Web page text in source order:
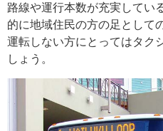
路線や運行本数が充実してい
的に地域住民の方の足として
運転しない方にとってはタク
しょう。